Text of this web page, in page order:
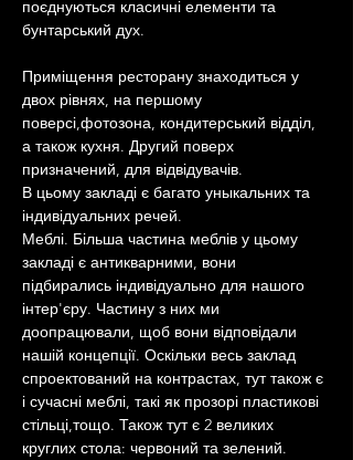
поєднуються класичні елементи та
бунтарський дух.
Приміщення ресторану знаходиться у
двох рівнях, на першому
поверсі,фотозона, кондитерський відділ,
а також кухня. Другий поверх
призначений, для відвідувачів.
В цьому закладі є багато уныкальних та
індивідуальних речей.
Меблі. Більша частина меблів у цьому
закладі є антикварними, вони
підбирались індивідуально для нашого
інтер'єру. Частину з них ми
доопрацювали, щоб вони відповідали
нашій концепції. Оскільки весь заклад
спроектований на контрастах, тут також є
і сучасні меблі, такі як прозорі пластикові
стільці,тощо. Також тут є 2 великих
круглих стола: червоний та зелений.